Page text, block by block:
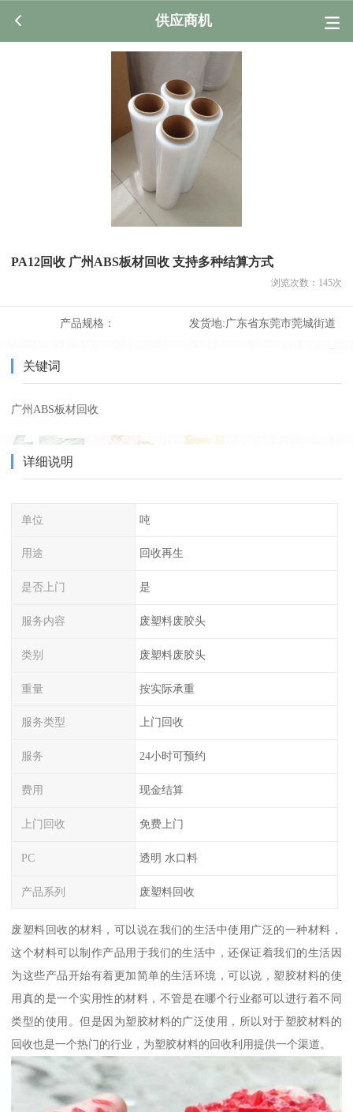
供应商机
PA12回收 广州ABS板材回收 支持多种结算方式
浏览次数： 145次
产品规格： 发货地:广东省东莞市莞城街道
关键词
广州ABS板材回收
详细说明
单位 吨
用途 回收再生
是否上门 是
服务内容 废塑料废胶头
类别 废塑料废胶头
重量 按实际承重
服务类型 上门回收
服务 24小时可预约
费用 现金结算
上门回收 免费上门
PC 透明 水口料
产品系列 废塑料回收
废塑料回收的材料，可以说在我们的生活中使用广泛的一种材料，
这个材料可以制作产品用于我们的生活中，还保证着我们的生活因
为这些产品开始有着更加简单的生活环境，可以说，塑胶材料的使
用真的是一个实用性的材料，不管是在哪个行业都可以进行着不同
类型的使用。但是因为塑胶材料的广泛使用，所以对于塑胶材料的
回收也是一个热门的行业，为塑胶材料的回收利用提供一个渠道。